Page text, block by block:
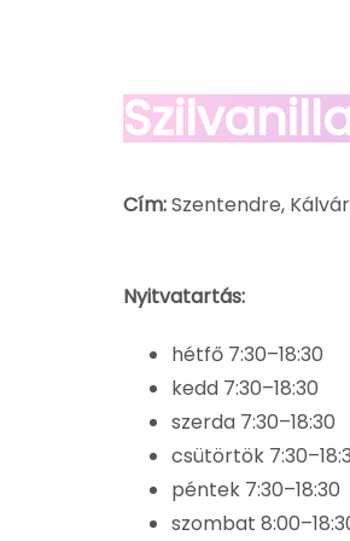
Cím:Szentendre,
Nyitvatartás:
hétfő 7:30–18:30
kedd 7:30–18:30
szerda 7:30–18:30
csütörtök
péntek 7:30–18:30
szombat